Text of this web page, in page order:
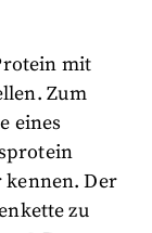
mit
Zum
eines
Der
zu